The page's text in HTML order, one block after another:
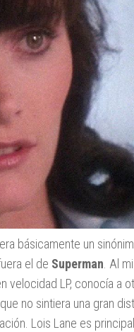
básicamente un
el de Superman . Al
velocidad LP, conocía a
que no sintiera una gran
Lois Lane es